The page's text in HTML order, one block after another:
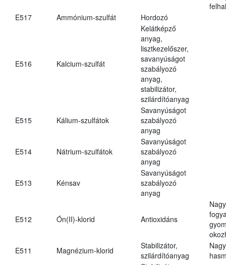
E517
Ammónium-szulfát Hordozó
E516 Kalcium-szulfát
Kelátképző
anyag,
lisztkezelőszer,
savanyúságot
szabályozó
anyag,
stabilizátor,
szilárdítóanyag
E515 Kálium-szulfátok
Savanyúságot
szabályozó
anyag
E514 Nátrium-szulfátok
Savanyúságot
szabályozó
anyag
E513 Kénsav
Savanyúságot
szabályozó
anyag
E512 Ón(II)-klorid Antioxidáns
E511
Magnézium-klorid
Stabilizátor,
szilárdítóanyag